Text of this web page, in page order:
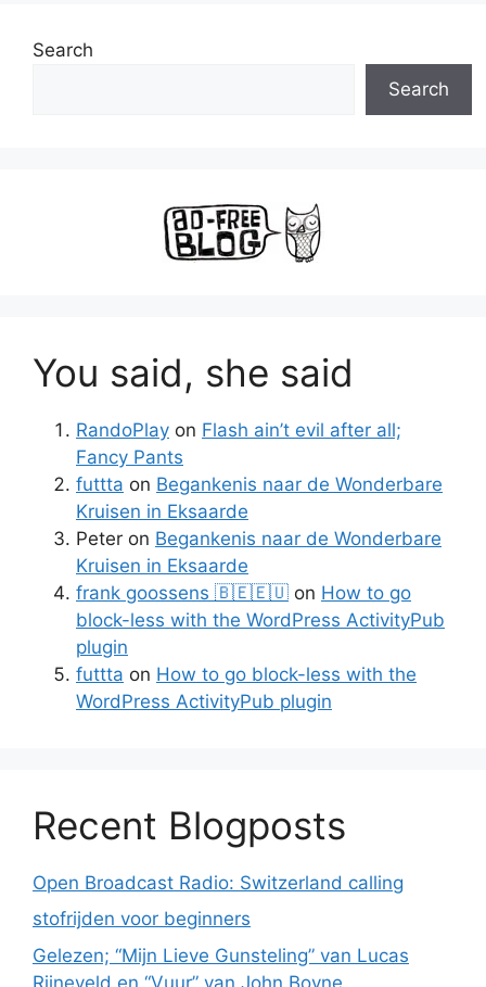
Search
Search
You said, she said
RandoPlay on Flash ain’t evil after all;
Fancy Pants
futtta on Begankenis naar de Wonderbare
Kruisen in Eksaarde
Peter on Begankenis naar de Wonderbare
Kruisen in Eksaarde
frank goossens 🇧🇪🇪🇺 on How to go
block-less with the WordPress ActivityPub
plugin
futtta on How to go block-less with the
WordPress ActivityPub plugin
Recent Blogposts
Open Broadcast Radio: Switzerland calling
stofrijden voor beginners
Gelezen; “Mijn Lieve Gunsteling” van Lucas
Rijneveld en “Vuur” van John Boyne